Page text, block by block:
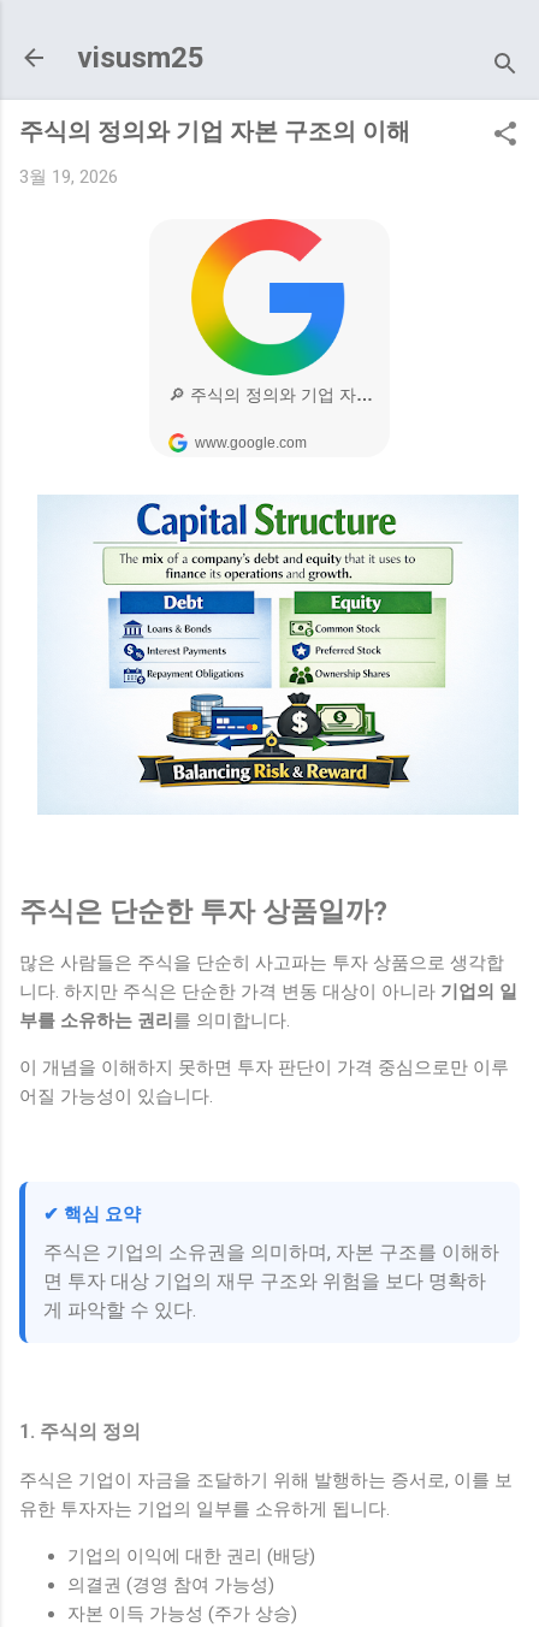
visusm25
주식의 정의와 기업 자본 구조의 이해
3월 19, 2026
주식은 단순한 투자 상품일까?
많은 사람들은 주식을 단순히 사고파는 투자 상품으로 생각합
니다. 하지만 주식은 단순한 가격 변동 대상이 아니라 기업의 일
부를 소유하는 권리 를 의미합니다.
이 개념을 이해하지 못하면 투자 판단이 가격 중심으로만 이루
어질 가능성이 있습니다.
✔ 핵심 요약
주식은 기업의 소유권을 의미하며, 자본 구조를 이해하
면 투자 대상 기업의 재무 구조와 위험을 보다 명확하
게 파악할 수 있다.
1. 주식의 정의
주식은 기업이 자금을 조달하기 위해 발행하는 증서로, 이를 보
유한 투자자는 기업의 일부를 소유하게 됩니다.
기업의 이익에 대한 권리 (배당)
의결권 (경영 참여 가능성)
자본 이득 가능성 (주가 상승)